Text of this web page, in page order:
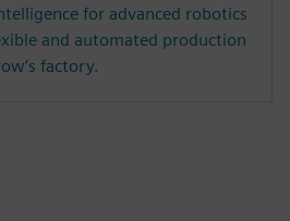
for advanced robotics
and automated production
factory.